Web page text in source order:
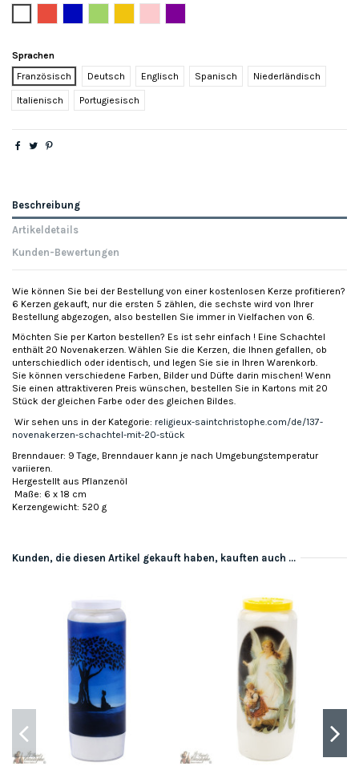
Sprachen
Französisch
Deutsch Englisch Spanisch Niederländisch
Italienisch Portugiesisch
Beschreibung
Artikeldetails
Kunden-Bewertungen
Wie können Sie bei der Bestellung von einer kostenlosen Kerze profitieren?
6 Kerzen gekauft, nur die ersten 5 zählen, die sechste wird von Ihrer
Bestellung abgezogen, also bestellen Sie immer in Vielfachen von 6.
Möchten Sie per Karton bestellen? Es ist sehr einfach ! Eine Schachtel
enthält 20 Novenakerzen. Wählen Sie die Kerzen, die Ihnen gefallen, ob
unterschiedlich oder identisch, und legen Sie sie in Ihren Warenkorb.
Sie können verschiedene Farben, Bilder und Düfte darin mischen! Wenn
Sie einen attraktiveren Preis wünschen, bestellen Sie in Kartons mit 20
Stück der gleichen Farbe oder des gleichen Bildes.
Wir sehen uns in der Kategorie: religieux-saintchristophe.com/de/137-
novenakerzen-schachtel-mit-20-stück
Brenndauer: 9 Tage, Brenndauer kann je nach Umgebungstemperatur
variieren.
Hergestellt aus Pflanzenöl
Maße: 6 x 18 cm
Kerzengewicht: 520 g
Kunden, die diesen Artikel gekauft haben, kauften auch ...